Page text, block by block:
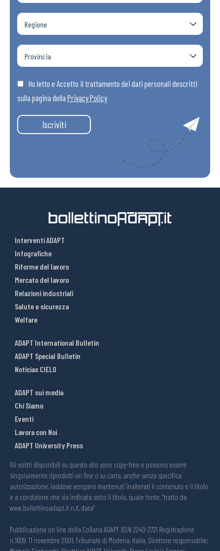
Ho letto e Accetto il trattamento dei dati personali descritti
sulla pagina della Privacy Policy
Iscriviti
Interventi ADAPT
Infografiche
Riforme del lavoro
Mercato del lavoro
Relazioni industriali
Salute e sicurezza
Welfare
ADAPT International Bulletin
ADAPT Special Bulletin
Noticias CIELO
ADAPT sui media
Chi Siamo
Eventi
Lavora con Noi
ADAPT University Press
Gli scritti disponibili su questo sito sono copy-free e possono essere
singolarmente riprodotti on line o su carta, anche senza specifica
autorizzazione, laddove vengano mantenuti inalterati il contenuto e il titolo
e a condizione che sia indicata sotto il titolo, quale fonte, “tratto da
www.bollettinoadapt.it n.X, data“
Pubblicazione on line della Collana ADAPT ISSN 2240-2721 Registrazione
n.1609, 11 novembre 2001, Tribunale di Modena, Italia. Direttore responsabile: